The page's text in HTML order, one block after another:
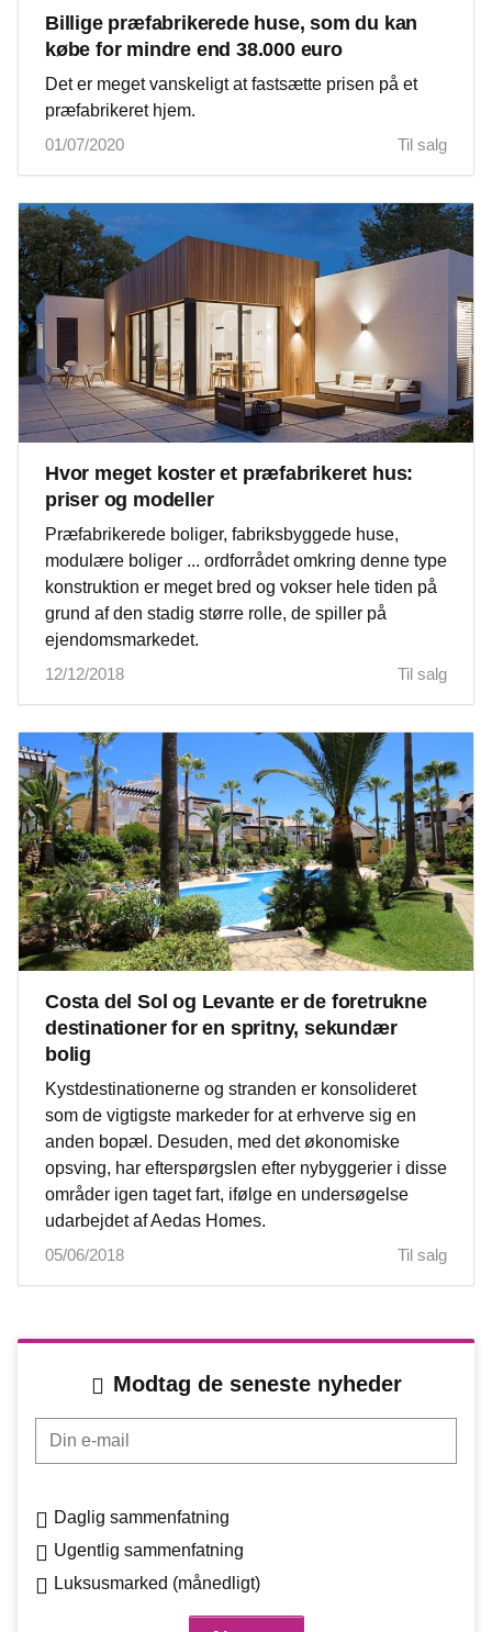
Billige præfabrikerede huse, som du kan
købe for mindre end 38.000 euro
Det er meget vanskeligt at fastsætte prisen på et
præfabrikeret hjem.
01/07/2020
Til salg
Hvor meget koster et præfabrikeret hus:
priser og modeller
Præfabrikerede boliger, fabriksbyggede huse,
modulære boliger ... ordforrådet omkring denne type
konstruktion er meget bred og vokser hele tiden på
grund af den stadig større rolle, de spiller på
ejendomsmarkedet.
12/12/2018
Til salg
Costa del Sol og Levante er de foretrukne
destinationer for en spritny, sekundær
bolig
Kystdestinationerne og stranden er konsolideret
som de vigtigste markeder for at erhverve sig en
anden bopæl. Desuden, med det økonomiske
opsving, har efterspørgslen efter nybyggerier i disse
områder igen taget fart, ifølge en undersøgelse
udarbejdet af Aedas Homes.
05/06/2018
Til salg
Modtag de seneste nyheder
Din e-mail
Daglig sammenfatning
Ugentlig sammenfatning
Luksusmarked (månedligt)